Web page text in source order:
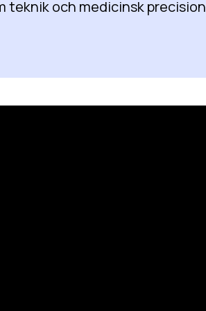
teknik och medicinsk precision